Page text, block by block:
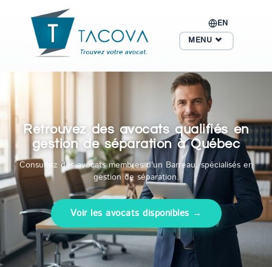
EN
MENU
Retrouvez des avocats qualifiés en
gestion de séparation à Québec
Consultez des avocats membres d'un Barreau, spécialisés en
gestion de séparation.
Voir les avocats disponibles →